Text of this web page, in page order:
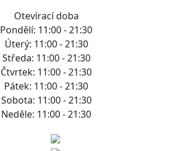
Otevírací doba
Pondělí: 11:00 - 21:30
Úterý: 11:00 - 21:30
Středa: 11:00 - 21:30
Čtvrtek: 11:00 - 21:30
Pátek: 11:00 - 21:30
Sobota: 11:00 - 21:30
Neděle: 11:00 - 21:30